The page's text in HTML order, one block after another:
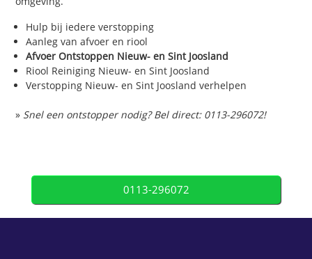
Hulp bij iedere verstopping
Aanleg van afvoer en riool
Afvoer Ontstoppen Nieuw- en Sint Joosland
Riool Reiniging Nieuw- en Sint Joosland
Verstopping Nieuw- en Sint Joosland verhelpen
» Snel een ontstopper nodig? Bel direct: 0113-296072!
0113-296072